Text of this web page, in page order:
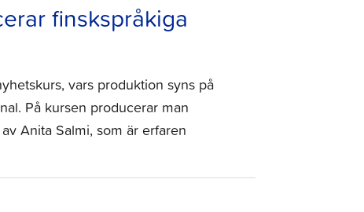
finskspråkiga
vars produktion syns på
På kursen producerar man
Anita Salmi, som är erfaren